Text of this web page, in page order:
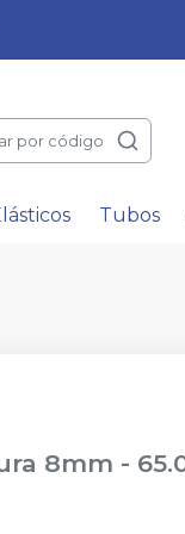
por código
Tubos
8mm -